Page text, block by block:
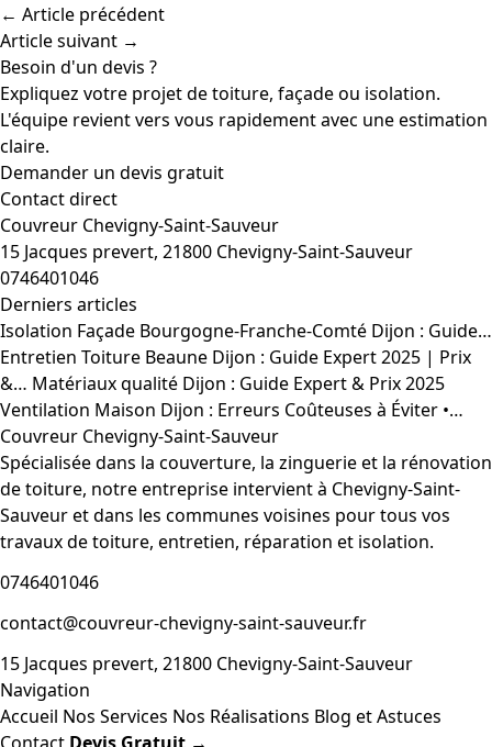
← Article précédent
Article suivant →
Besoin d'un devis ?
Expliquez votre projet de toiture, façade ou isolation.
L'équipe revient vers vous rapidement avec une estimation
claire.
Demander un devis gratuit
Contact direct
Couvreur Chevigny-Saint-Sauveur
15 Jacques prevert, 21800 Chevigny-Saint-Sauveur
0746401046
Derniers articles
Isolation Façade Bourgogne-Franche-Comté Dijon : Guide…
Entretien Toiture Beaune Dijon : Guide Expert 2025 | Prix
&… Matériaux qualité Dijon : Guide Expert & Prix 2025
Ventilation Maison Dijon : Erreurs Coûteuses à Éviter •…
Couvreur Chevigny-Saint-Sauveur
Spécialisée dans la couverture, la zinguerie et la rénovation
de toiture, notre entreprise intervient à Chevigny-Saint-
Sauveur et dans les communes voisines pour tous vos
travaux de toiture, entretien, réparation et isolation.
0746401046
contact@couvreur-chevigny-saint-sauveur.fr
15 Jacques prevert, 21800 Chevigny-Saint-Sauveur
Navigation
Accueil Nos Services Nos Réalisations Blog et Astuces
Contact Devis Gratuit →